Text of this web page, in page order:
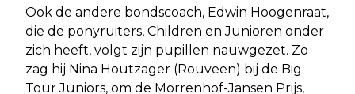
Ook de andere bondscoach, Edwin Hoogenraat,
die de ponyruiters, Children en Junioren onder
zich heeft, volgt zijn pupillen nauwgezet. Zo
zag hij Nina Houtzager (Rouveen) bij de Big
Tour Juniors, om de Morrenhof-Jansen Prijs,